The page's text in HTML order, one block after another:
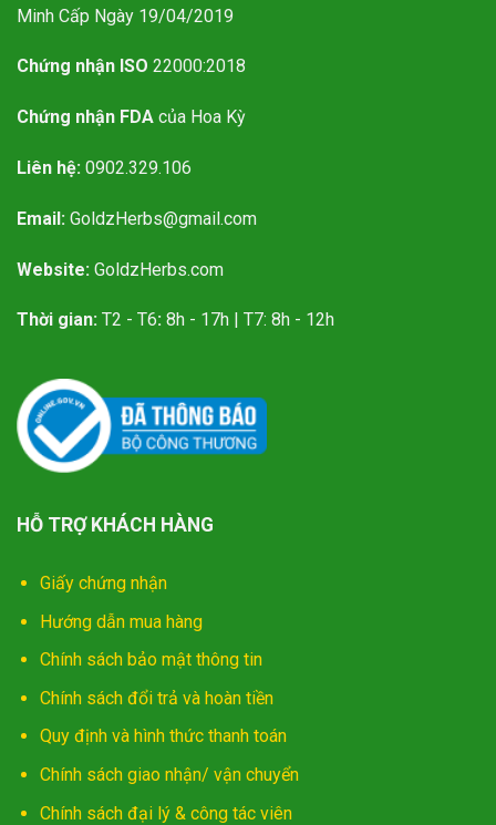
Minh Cấp Ngày 19/04/2019
Chứng nhận ISO 22000:2018
Chứng nhận FDA của Hoa Kỳ
Liên hệ: 0902.329.106
Email: GoldzHerbs@gmail.com
Website: GoldzHerbs.com
Thời gian: T2 - T6: 8h - 17h | T7: 8h - 12h
HỖ TRỢ KHÁCH HÀNG
Giấy chứng nhận
Hướng dẫn mua hàng
Chính sách bảo mật thông tin
Chính sách đổi trả và hoàn tiền
Quy định và hình thức thanh toán
Chính sách giao nhận/ vận chuyển
Chính sách đại lý & công tác viên